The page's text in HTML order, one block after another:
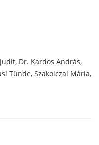
Dr. Kardos András,
Tünde, Szakolczai Mária,